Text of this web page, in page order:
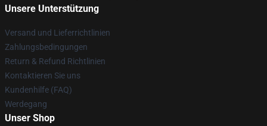
Unsere Unterstützung
Versand und Lieferrichtlinien
Zahlungsbedingungen
Return & Refund Richtlinien
Kontaktieren Sie uns
Kundenhilfe (FAQ)
Werdegang
Unser Shop